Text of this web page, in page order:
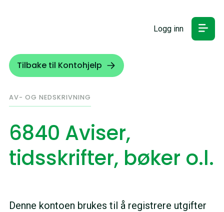
Logg inn
Tilbake til Kontohjelp
AV- OG NEDSKRIVNING
6840 Aviser,
tidsskrifter, bøker o.l.
Denne kontoen brukes til å registrere utgifter